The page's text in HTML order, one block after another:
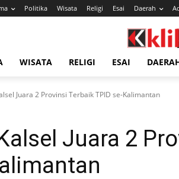
Politika Wisata Religi Esai Daerah
WISATA RELIGI ESAI
Juara 2 Provinsi Terbaik TPID se-Kalimantan
Juara 2